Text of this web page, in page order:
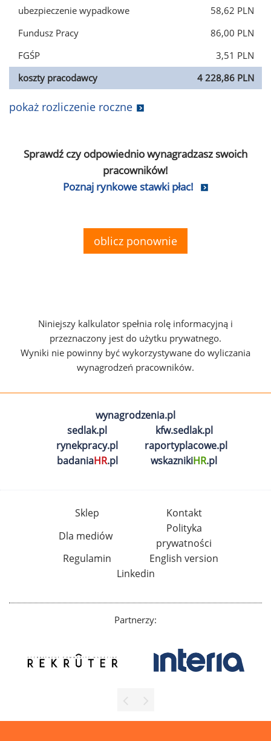
ubezpieczenie wypadkowe
58,62 PLN
Fundusz Pracy
86,00 PLN
FGŚP
3,51 PLN
koszty pracodawcy
4 228,86 PLN
pokaż rozliczenie roczne
Sprawdź czy odpowiednio wynagradzasz swoich
pracowników!
Poznaj rynkowe stawki płac!
oblicz ponownie
Niniejszy kalkulator spełnia rolę informacyjną i
przeznaczony jest do użytku prywatnego.
Wyniki nie powinny być wykorzystywane do wyliczania
wynagrodzeń pracowników.
wynagrodzenia.pl
sedlak.pl
kfw.sedlak.pl
rynekpracy.pl
raportyplacowe.pl
badaniaHR.pl wskaznikiHR.pl
Sklep
Kontakt
Dla mediów
Polityka
prywatności
Regulamin
English version
Linkedin
Partnerzy: